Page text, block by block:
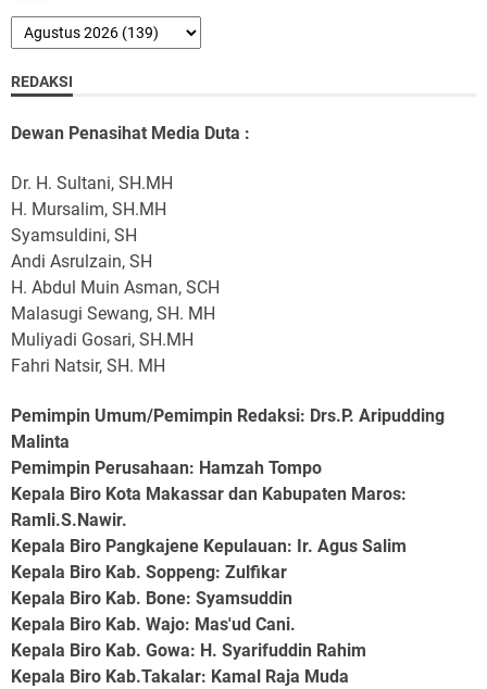
REDAKSI
Dewan Penasihat Media Duta :
Dr. H. Sultani, SH.MH
H. Mursalim, SH.MH
Syamsuldini, SH
Andi Asrulzain, SH
H. Abdul Muin Asman, SCH
Malasugi Sewang, SH. MH
Muliyadi Gosari, SH.MH
Fahri Natsir, SH. MH
Pemimpin Umum/Pemimpin Redaksi: Drs.P. Aripudding
Malinta
Pemimpin Perusahaan: Hamzah Tompo
Kepala Biro Kota Makassar dan Kabupaten Maros:
Ramli.S.Nawir.
Kepala Biro Pangkajene Kepulauan: Ir. Agus Salim
Kepala Biro Kab. Soppeng: Zulfikar
Kepala Biro Kab. Bone: Syamsuddin
Kepala Biro Kab. Wajo: Mas'ud Cani.
Kepala Biro Kab. Gowa: H. Syarifuddin Rahim
Kepala Biro Kab.Takalar: Kamal Raja Muda